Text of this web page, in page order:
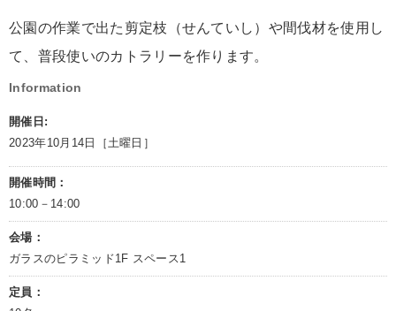
公園の作業で出た剪定枝（せんていし）や間伐材を使用し
て、普段使いのカトラリーを作ります。
Information
開催日:
2023年10月14日［土曜日］
開催時間：
10:00－14:00
会場：
ガラスのピラミッド1F スペース1
定員：